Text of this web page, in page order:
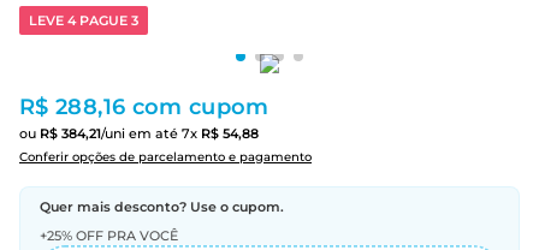
LEVE 4 PAGUE 3
R$ 288,16 com cupom
ou R$ 384,21/uni em até 7x R$ 54,88
Conferir opções de parcelamento e pagamento
Quer mais desconto? Use o cupom.
+25% OFF PRA VOCÊ